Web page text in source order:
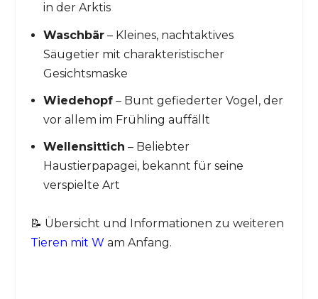
in der Arktis
Waschbär– Kleines, nachtaktives
Säugetier mit charakteristischer
Gesichtsmaske
Wiedehopf– Bunt gefiederter Vogel, der
vor allem im Frühling auffällt
Wellensittich – Beliebter
Haustierpapagei, bekannt für seine
verspielte Art
📝 Übersicht und Informationen zu weiteren
Tieren mit W am Anfang.